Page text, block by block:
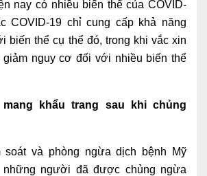
nay có nhiều biến thể của COVID-
COVID-19 chỉ cung cấp khả năng
biến thể cụ thể đó, trong khi vắc xin
nguy cơ đối với nhiều biến thể
khẩu trang sau khi chủng
soát và phòng ngừa dịch bệnh Mỹ
những người đã được chủng ngừa